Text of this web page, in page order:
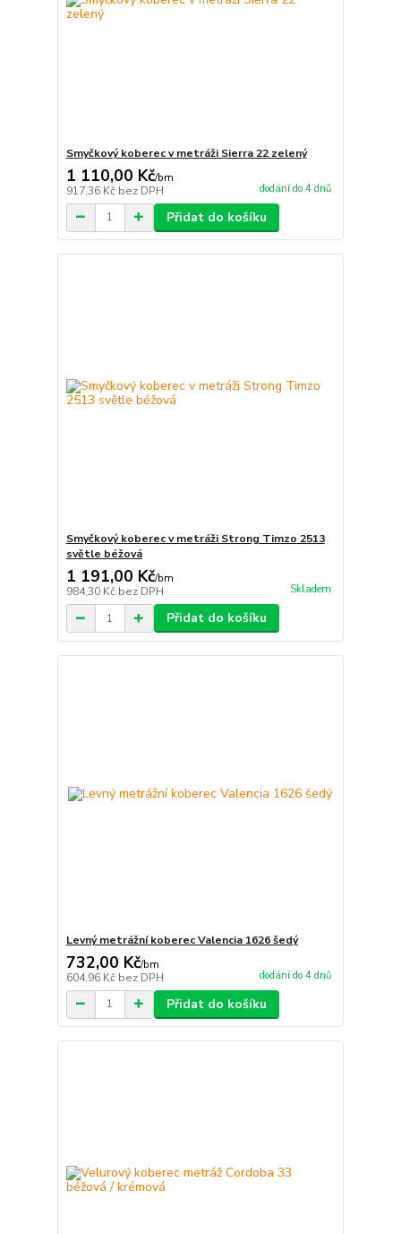
Smyčkový koberec v metráži Sierra 22 zelený
1 110,00 Kč/bm
917,36 Kč bez DPH dodání do 4 dnů
Přidat do košíku
Smyčkový koberec v metráži Strong Timzo 2513
světle béžová
1 191,00 Kč/bm
984,30 Kč bez DPH Skladem
Přidat do košíku
Levný metrážní koberec Valencia 1626 šedý
732,00 Kč/bm
604,96 Kč bez DPH dodání do 4 dnů
Přidat do košíku